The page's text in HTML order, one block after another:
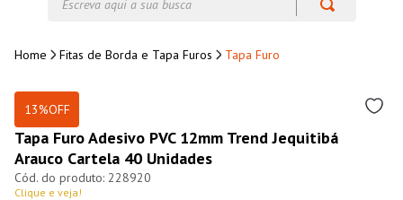
Fitas de Borda e Tapa Furos Tapa Furo
13%OFF
Tapa Furo Adesivo PVC 12mm Trend Jequitibá
Arauco Cartela 40 Unidades
228920
Clique e veja!